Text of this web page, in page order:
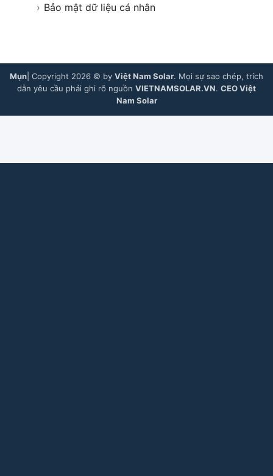
› Bảo mật dữ liệu cá nhân
Mụn | Copyright 2026 © by Việt Nam Solar. Mọi sự sao chép, trích
dẫn yêu cầu phải ghi rõ nguồn VIETNAMSOLAR.VN. CEO Việt
Nam Solar